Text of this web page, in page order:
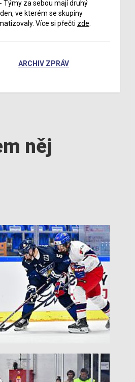
Týmy za sebou mají druhý
ve kterém se skupiny
Více si přečti zde
ARCHIV ZPRÁV
něj